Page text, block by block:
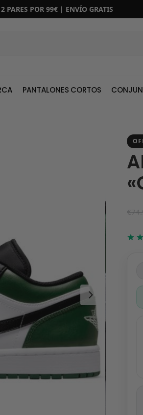
2 PARES POR 99€ | ENVÍO GRATIS
PANTALONES CORTOS
€